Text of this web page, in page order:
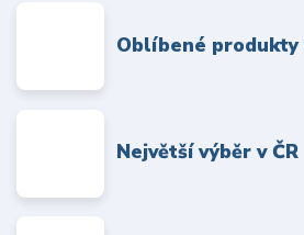
Oblíbené produkty
Největší výběr v ČR